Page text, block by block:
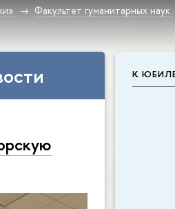
Факультет гуманитарных наук
К